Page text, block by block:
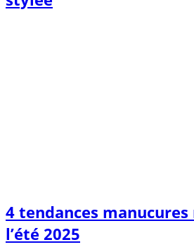
4 tendances
l’été 2025